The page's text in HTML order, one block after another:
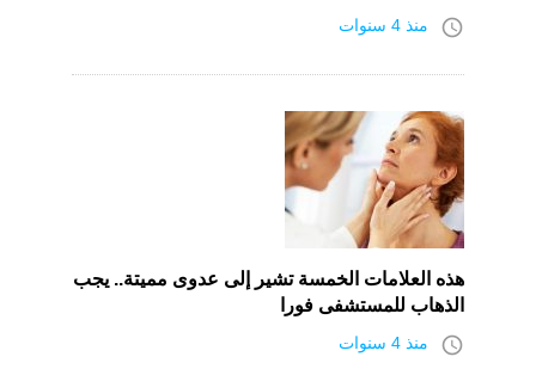
access_time منذ 4 سنوات
هذه العلامات الخمسة تشير إلى عدوى مميتة.. يجب
الذهاب للمستشفى فورا
access_time منذ 4 سنوات